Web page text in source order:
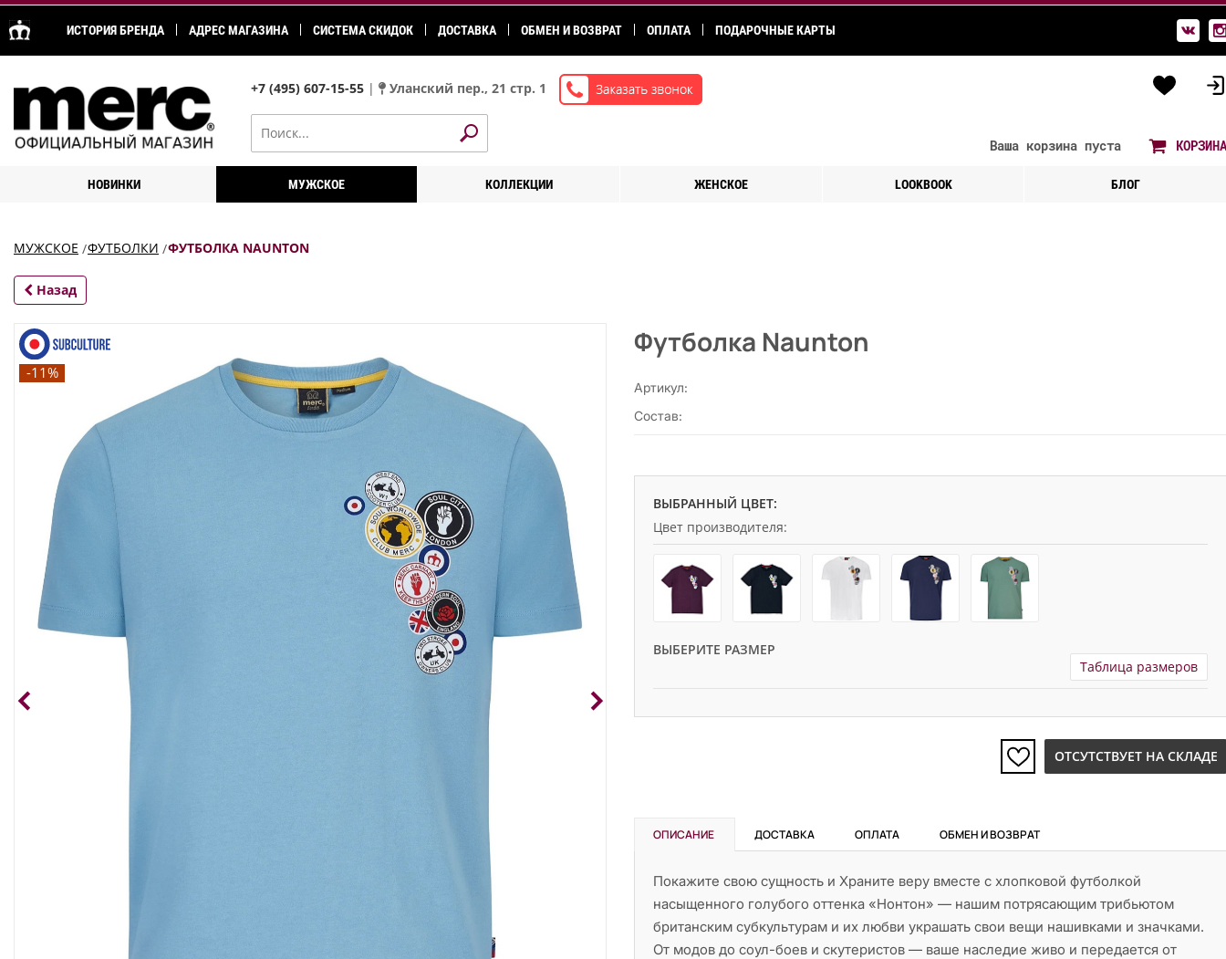
ИСТОРИЯ БРЕНДА АДРЕС МАГАЗИНА СИСТЕМА СКИДОК ДОСТАВКА ОБМЕН И ВОЗВРАТ ОПЛАТА ПОДАРОЧНЫЕ КАРТЫ
+7 (495) 607-15-55 | Уланский пер., 21 стр. 1
Ваша корзина пуста КОРЗИНА
НОВИНКИ МУЖСКОЕ КОЛЛЕКЦИИ ЖЕНСКОЕ LOOKBOOK БЛОГ
МУЖСКОЕ ФУТБОЛКИ ФУТБОЛКА NAUNTON
Назад
-11%
Футболка Naunton
Артикул:
Состав:
ВЫБРАННЫЙ ЦВЕТ:
Цвет производителя:
ВЫБЕРИТЕ РАЗМЕР
Таблица размеров
ОТСУТСТВУЕТ НА СКЛАДЕ
ОПИСАНИЕ ДОСТАВКА ОПЛАТА ОБМЕН И ВОЗВРАТ
Покажите свою сущность и Храните веру вместе с хлопковой футболкой
насыщенного голубого оттенка «Нонтон» — нашим потрясающим трибьютом
британским субкультурам и их любви украшать свои вещи нашивками и значками.
От модов до соул-боев и скутеристов — ваше наследие живо и передается от